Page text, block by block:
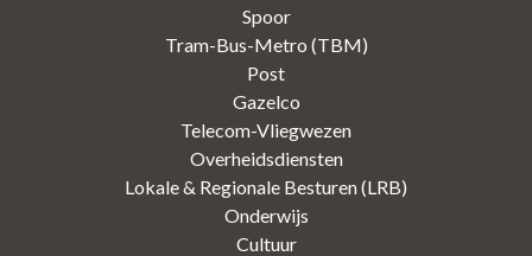
Spoor
Tram-Bus-Metro (TBM)
Post
Gazelco
Telecom-Vliegwezen
Overheidsdiensten
Lokale & Regionale Besturen (LRB)
Onderwijs
Cultuur